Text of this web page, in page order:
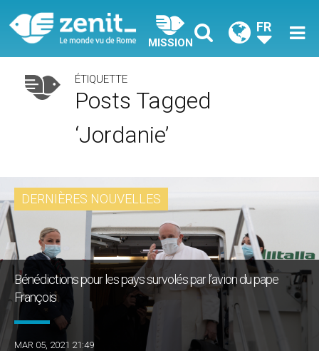
MISSION
FR
ÉTIQUETTE
Posts Tagged
‘jordanie’
DERNIÈRES NOUVELLES
Bénédictions pour les pays survolés par l’avion du pape
François
MAR 05, 2021 21:49